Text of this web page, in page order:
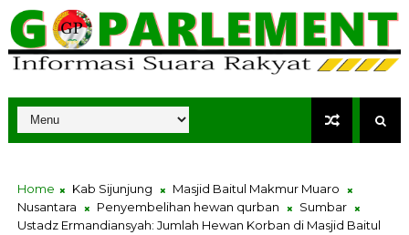
Home Kab Sijunjung
Masjid Baitul Makmur Muaro
Nusantara
Penyembelihan hewan qurban
Sumbar
Ustadz Ermandiansyah: Jumlah Hewan Korban di Masjid Baitul